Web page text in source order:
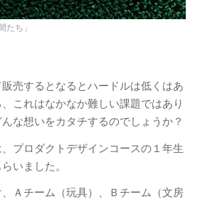
たち」
売するとなるとハードルは低くはあ
これはなかなか難しい課題ではあり
な想いをカタチするのでしょうか？
プロダクトデザインコースの１年生
いました。
Ａチーム（玩具）、Ｂチーム（文房